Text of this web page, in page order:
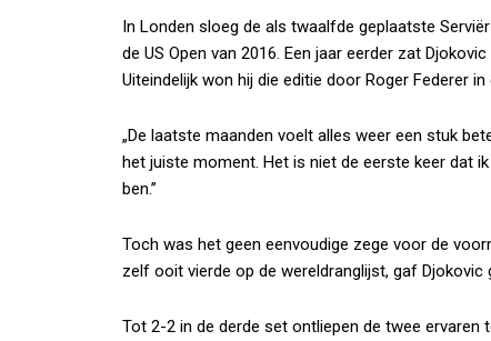
In Londen sloeg de als twaalfde geplaatste
de US Open van 2016. Een jaar eerder zat
Uiteindelijk won hij die editie door Roger Federer
„De laatste maanden voelt alles weer een stuk
het juiste moment. Het is niet de eerste keer dat
ben.”
Toch was het geen eenvoudige zege voor de
zelf ooit vierde op de wereldranglijst, gaf Djokovic
Tot 2-2 in de derde set ontliepen de twee ervaren